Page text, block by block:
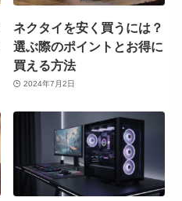
ネクタイを安く買うには？
選ぶ際のポイントとお得に
買える方法
2024年7月2日